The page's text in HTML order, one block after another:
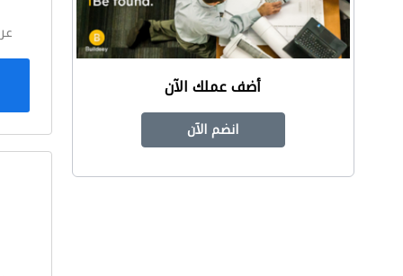
أضف عملك الآن
انضم الآن